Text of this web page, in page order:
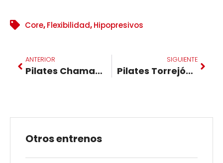
Core,Flexibilidad,Hipopresivos
ANTERIOR
Pilates Chamartin. 22 de abril 2024
SIGUIENTE
Pilates Torrejón. 22 de abril 2024
Otros entrenos